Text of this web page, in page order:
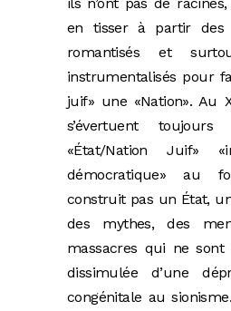
en tisser à partir des
romantisés et
instrumentalisés pour
juif» une «Nation». Au
s’évertuent
«État/Nation Juif»
démocratique» au
construit pas un État,
des mythes, des
massacres qui ne sont
dissimulée d’une
congénitale au